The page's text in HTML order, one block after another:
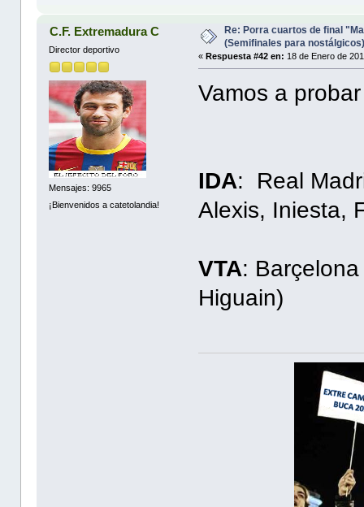
C.F. Extremadura C
Director deportivo
Mensajes: 9965
¡Bienvenidos a catetolandia!
Re: Porra cuartos de final
(Semifinales para
«Respuesta #42 en: 18 de Enero de
Vamos a probar
IDA: Real
Alexis, Iniesta,
VTA:
Higuain)